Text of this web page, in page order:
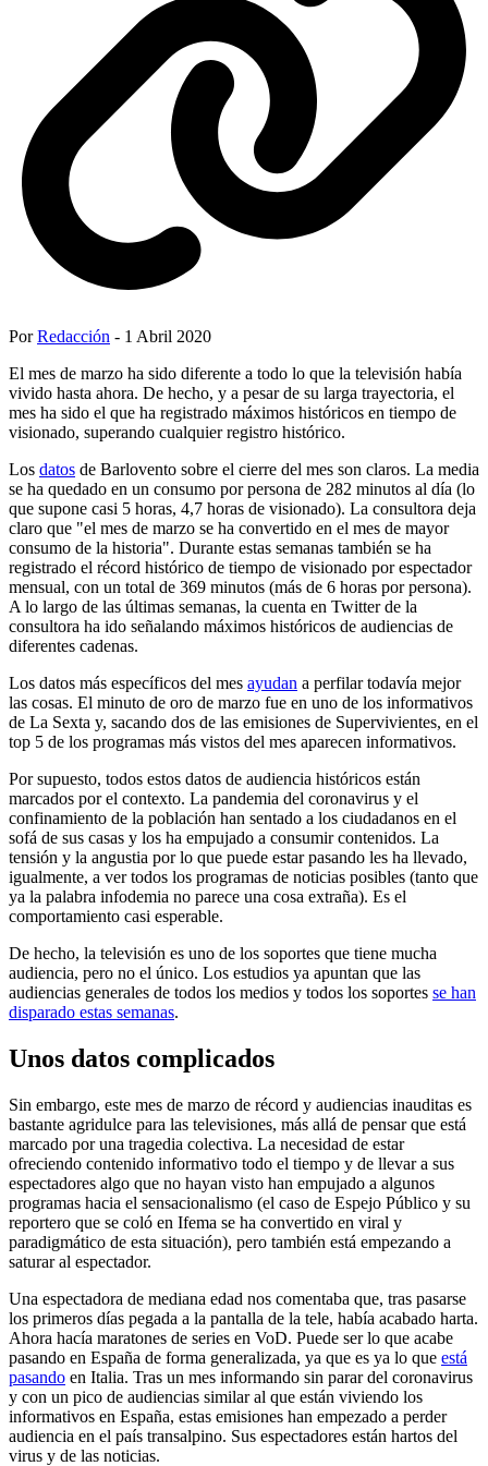
PorRedacción - 1 Abril 2020
El mes de marzo ha sido diferente a todo lo que la televisión había
vivido hasta ahora. De hecho, y a pesar de su larga trayectoria, el
mes ha sido el que ha registrado máximos históricos en tiempo de
visionado, superando cualquier registro histórico.
Los datos de Barlovento sobre el cierre del mes son claros. La media
se ha quedado en un consumo por persona de 282 minutos al día (lo
que supone casi 5 horas, 4,7 horas de visionado). La consultora deja
claro que "el mes de marzo se ha convertido en el mes de mayor
consumo de la historia". Durante estas semanas también se ha
registrado el récord histórico de tiempo de visionado por espectador
mensual, con un total de 369 minutos (más de 6 horas por persona).
A lo largo de las últimas semanas, la cuenta en Twitter de la
consultora ha ido señalando máximos históricos de audiencias de
diferentes cadenas.
Los datos más específicos del mes ayudan a perfilar todavía mejor
las cosas. El minuto de oro de marzo fue en uno de los informativos
de La Sexta y, sacando dos de las emisiones de Supervivientes, en el
top 5 de los programas más vistos del mes aparecen informativos.
Por supuesto, todos estos datos de audiencia históricos están
marcados por el contexto. La pandemia del coronavirus y el
confinamiento de la población han sentado a los ciudadanos en el
sofá de sus casas y los ha empujado a consumir contenidos. La
tensión y la angustia por lo que puede estar pasando les ha llevado,
igualmente, a ver todos los programas de noticias posibles (tanto que
ya la palabra infodemia no parece una cosa extraña). Es el
comportamiento casi esperable.
De hecho, la televisión es uno de los soportes que tiene mucha
audiencia, pero no el único. Los estudios ya apuntan que las
audiencias generales de todos los medios y todos los soportes se han
disparado estas semanas.
Unos datos complicados
Sin embargo, este mes de marzo de récord y audiencias inauditas es
bastante agridulce para las televisiones, más allá de pensar que está
marcado por una tragedia colectiva. La necesidad de estar
ofreciendo contenido informativo todo el tiempo y de llevar a sus
espectadores algo que no hayan visto han empujado a algunos
programas hacia el sensacionalismo (el caso de Espejo Público y su
reportero que se coló en Ifema se ha convertido en viral y
paradigmático de esta situación), pero también está empezando a
saturar al espectador.
Una espectadora de mediana edad nos comentaba que, tras pasarse
los primeros días pegada a la pantalla de la tele, había acabado harta.
Ahora hacía maratones de series en VoD. Puede ser lo que acabe
pasando en España de forma generalizada, ya que es ya lo que está
pasando en Italia. Tras un mes informando sin parar del coronavirus
y con un pico de audiencias similar al que están viviendo los
informativos en España, estas emisiones han empezado a perder
audiencia en el país transalpino. Sus espectadores están hartos del
virus y de las noticias.